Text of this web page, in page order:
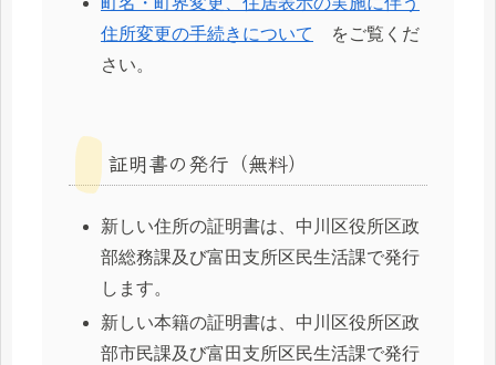
住所変更の手続きについて
をご覧くだ
さい。
証明書の発行（無料）
新しい住所の証明書は、中川区役所区政
部総務課及び富田支所区民生活課で発行
します。
新しい本籍の証明書は、中川区役所区政
部市民課及び富田支所区民生活課で発行